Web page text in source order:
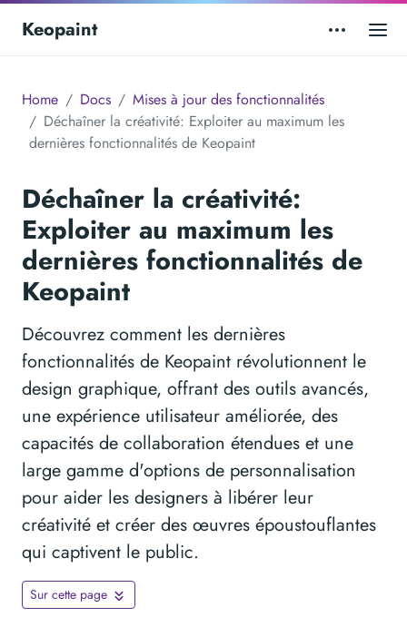
Keopaint
Home Docs
Mises à jour des fonctionnalités
Déchaîner la créativité: Exploiter au maximum les
dernières fonctionnalités de Keopaint
Déchaîner la créativité:
Exploiter au maximum les
dernières fonctionnalités de
Keopaint
Découvrez comment les dernières
fonctionnalités de Keopaint révolutionnent le
design graphique, offrant des outils avancés,
une expérience utilisateur améliorée, des
capacités de collaboration étendues et une
large gamme d'options de personnalisation
pour aider les designers à libérer leur
créativité et créer des œuvres époustouflantes
qui captivent le public.
Sur cette page